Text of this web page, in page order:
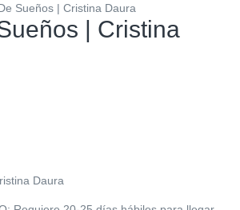
Sueños | Cristina Daura
| Cristina
Daura